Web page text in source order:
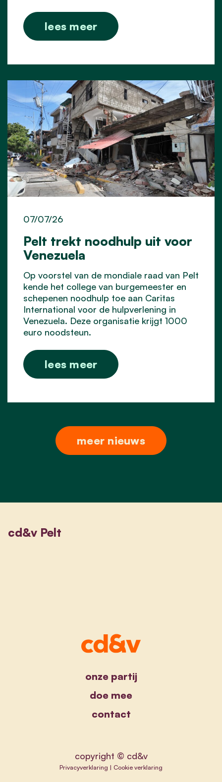
lees meer
Pelt trekt noodhulp uit voor
Venezuela
07/07/26
Op voorstel van de mondiale raad van Pelt
kende het college van burgemeester en
schepenen noodhulp toe aan Caritas
International voor de hulpverlening in
Venezuela. Deze organisatie krijgt 1000
euro noodsteun.
lees meer
meer nieuws
cd&v Pelt
onze partij
doe mee
contact
copyright © cd&v
Privacyverklaring | Cookie verklaring